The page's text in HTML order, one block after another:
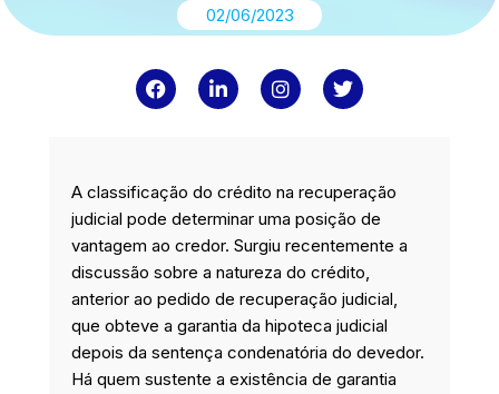
02/06/2023
F
a
o
k
L
i
i
n
I
n
r
a
m
T
w
r
A classificação do crédito na recuperação
judicial pode determinar uma posição de
vantagem ao credor. Surgiu recentemente a
discussão sobre a natureza do crédito,
anterior ao pedido de recuperação judicial,
que obteve a garantia da hipoteca judicial
depois da sentença condenatória do devedor.
Há quem sustente a existência de garantia